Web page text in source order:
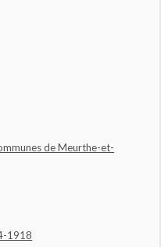
de Meurthe-et-
1918